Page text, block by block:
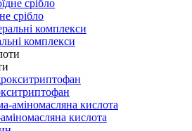
срібло
комплекси
кислота